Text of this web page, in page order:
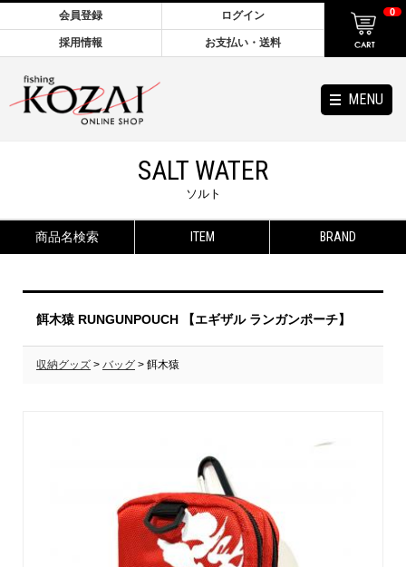
MENU
会員登録 ログイン
採用情報 お支払い・送料
0
SALT WATER
ソルト
商品名検索 ITEM BRAND
餌木猿 RUNGUNPOUCH 【エギザル ランガンポーチ】
収納グッズ > バッグ > 餌木猿